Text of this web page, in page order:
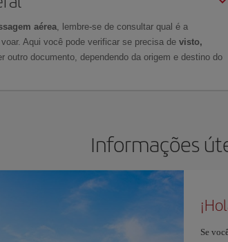
aérea , lembre-se de consultar qual é a
Aqui você pode verificar se precisa de visto,
outro documento, dependendo da origem e destino do
Informações
Se